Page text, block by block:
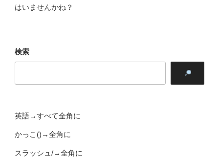
はいませんかね？
検索
英語→すべて全角に
かっこ()→全角に
スラッシュ/→全角に